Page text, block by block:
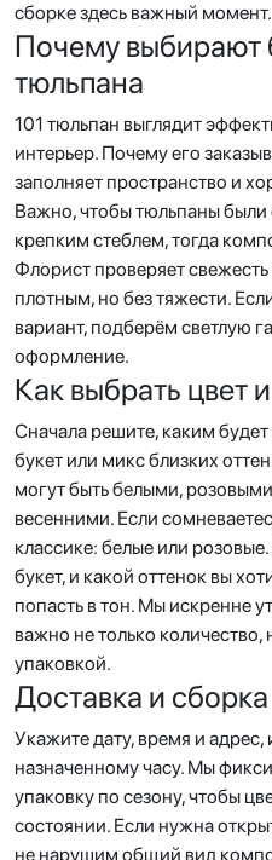
сборке здесь важный момент.
Почему выбирают
тюльпана
101 тюльпан выглядит
интерьер. Почему его
заполняет пространство и
Важно, чтобы тюльпаны
крепким стеблем, тогда
Флорист проверяет
плотным, но без тяжести.
вариант, подберём светлую
оформление.
Как выбрать цвет
Сначала решите, каким
букет или микс близких
могут быть белыми,
весенними. Если
классике: белые или
букет, и какой оттенок вы
попасть в тон. Мы искренне
важно не только количество,
упаковкой.
Доставка и сборка
Укажите дату, время и адрес,
назначенному часу. Мы
упаковку по сезону, чтобы
состоянии. Если нужна
не нарушим общий вид